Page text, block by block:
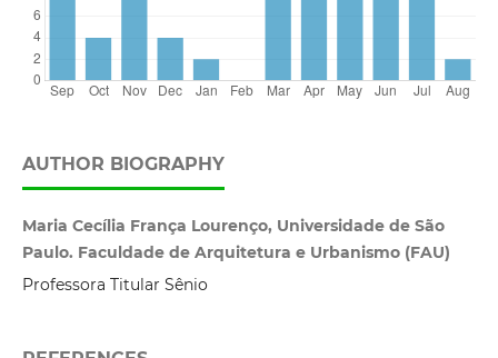
AUTHOR BIOGRAPHY
Maria Cecília França Lourenço, Universidade de São
Paulo. Faculdade de Arquitetura e Urbanismo (FAU)
Professora Titular Sênio